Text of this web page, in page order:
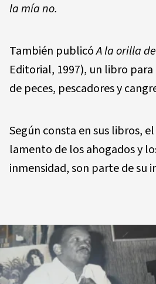
la mía no.
También publicóA la orilla
Editorial, 1997), un libro
de peces, pescadores y
Según consta en sus libros,
lamento de los ahogados y
inmensidad, son parte de su